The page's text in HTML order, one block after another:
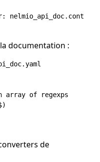
documentation :
array of regexps
de